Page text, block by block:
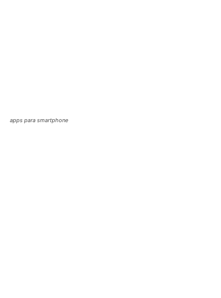
apps para smartphone